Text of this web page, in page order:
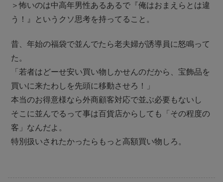
＞怖いのは中高年男性あるあるで『俺はおまえらとは違
う！』というクソ思考を持ってること。
昔、年始の福袋で並んでたら老夫婦が誘導員に怒鳴って
た。
「若者はどーせ安い買い物しかせんのだから、宝飾品を
買いに来たわしを先頭に移動させろ！」
本当のお得意様なら外商顧客対応で並ぶ必要もないし
そこに並んでるって事は百貨店からしても「その程度の
客」なんだよ。
特別扱いされたかったらもっと高額買い物しろ。